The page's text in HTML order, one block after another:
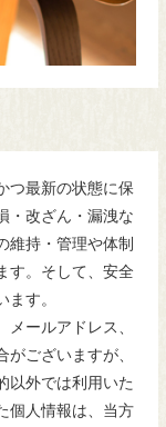
つ最新の状態に保
・改ざん・漏洩な
維持・管理や体制
す。そして、安全
す。
ールアドレス、
ございますが、
以外では利用いた
個人情報は、当方